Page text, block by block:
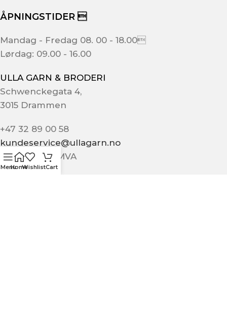
ÅPNINGSTIDER 
Mandag - Fredag 08. 00 - 18.00
Lørdag: 09.00 - 16.00
ULLA GARN & BRODERI
Schwenckegata 4,
3015 Drammen
+47 32 89 00 58
kundeservice@ullagarn.no
974 802 236 MVA
MenuHomeWishlistCart